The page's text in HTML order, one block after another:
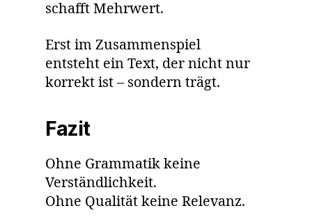
schafft Mehrwert.
Erst im Zusammenspiel
entsteht ein Text, der nicht nur
korrekt ist – sondern trägt.
Fazit
Ohne Grammatik keine
Verständlichkeit.
Ohne Qualität keine Relevanz.